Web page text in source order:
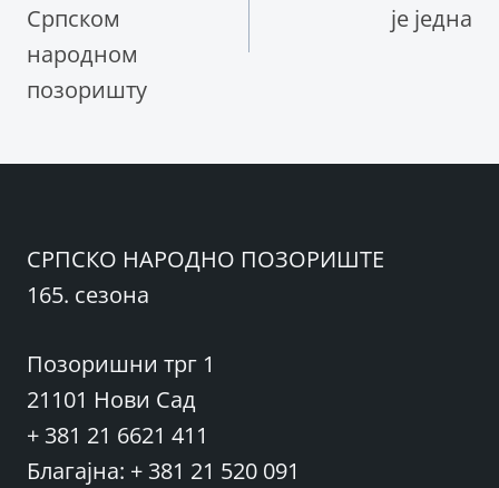
Српском
народном
позоришту
је једна
СРПСКО НАРОДНО ПОЗОРИШТЕ
165. сезона
Позоришни трг 1
21101 Нови Сад
+ 381 21 6621 411
Благајна: + 381 21 520 091